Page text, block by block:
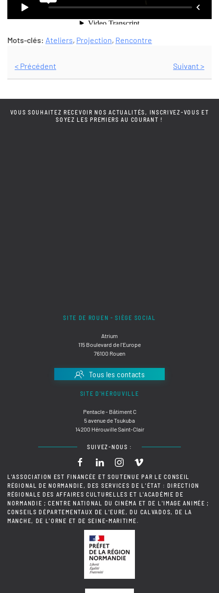
Mots-clés: Ateliers, Projection, Rencontre
< Précédent Suivant >
VOUS SOUHAITEZ RECEVOIR NOS ACTUALITÉS, INSCRIVEZ-VOUS ET
SOYEZ LES PREMIERS AU COURANT !
SITE DE ROUEN - SIÈGE SOCIAL
Atrium
115 Boulevard de l'Europe
76100 Rouen
Tous les contacts
SITE D'HÉROUVILLE
Pentacle - Bâtiment C
5 avenue de Tsukuba
14200 Hérouville Saint-Clair
SUIVEZ-NOUS :
L'ASSOCIATION EST FINANCÉE ET SOUTENUE PAR LE CONSEIL
RÉGIONAL DE NORMANDIE, DES SERVICES DE L'ÉTAT : DIRECTION
RÉGIONALE DES AFFAIRES CULTURELLES ET L'ACADÉMIE DE
NORMANDIE ; CENTRE NATIONAL DU CINÉMA ET DE L'IMAGE ANIMÉE ;
CONSEILS DÉPARTEMENTAUX DE L'EURE, DU CALVADOS, DE LA
MANCHE, DE L'ORNE ET DE SEINE-MARITIME.